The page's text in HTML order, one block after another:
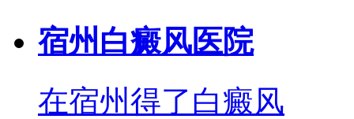
宿州白癜风医院
在宿州得了白癜风